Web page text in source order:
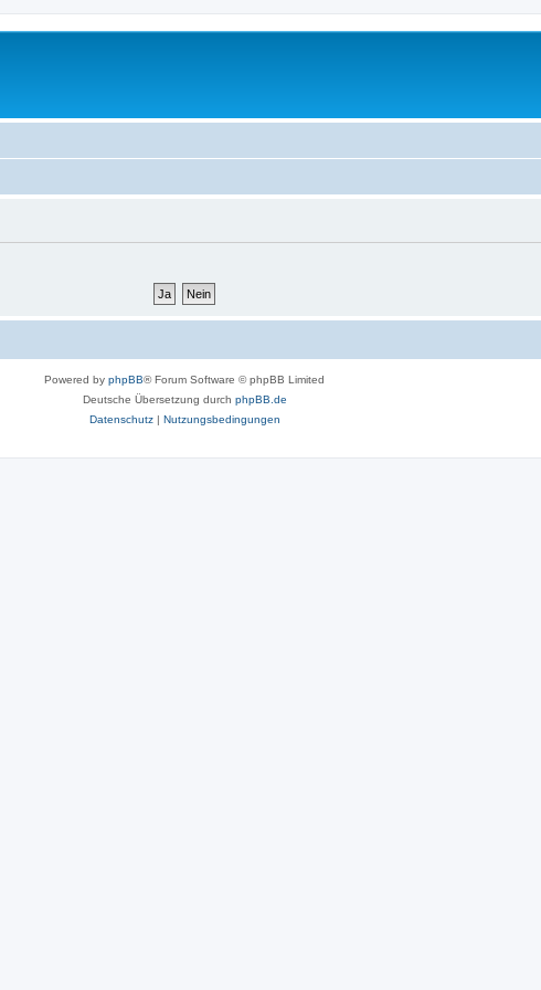
Powered by phpBB® Forum Software © phpBB Limited
Deutsche Übersetzung durch phpBB.de
Datenschutz| Nutzungsbedingungen